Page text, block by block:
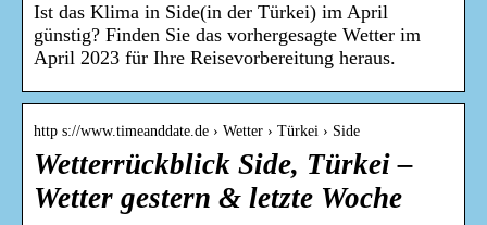
Ist das Klima in Side(in der Türkei) im April
günstig? Finden Sie das vorhergesagte Wetter im
April 2023 für Ihre Reisevorbereitung heraus.
http s://www.timeanddate.de › Wetter › Türkei › Side
Wetterrückblick Side, Türkei –
Wetter gestern & letzte Woche